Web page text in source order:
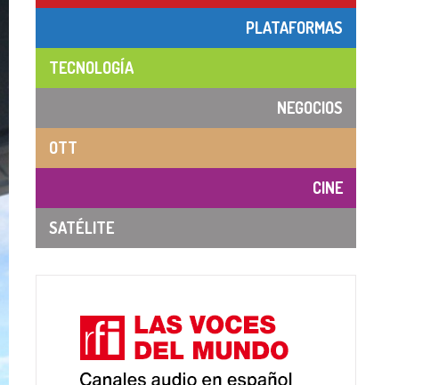
PLATAFORMAS
TECNOLOGÍA
NEGOCIOS
OTT
CINE
SATÉLITE